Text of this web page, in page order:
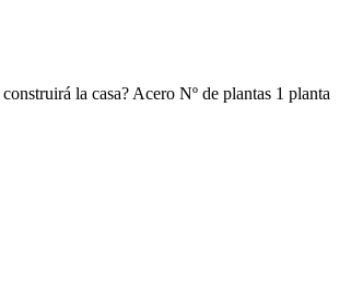
la casa? Acero Nº de plantas 1 planta